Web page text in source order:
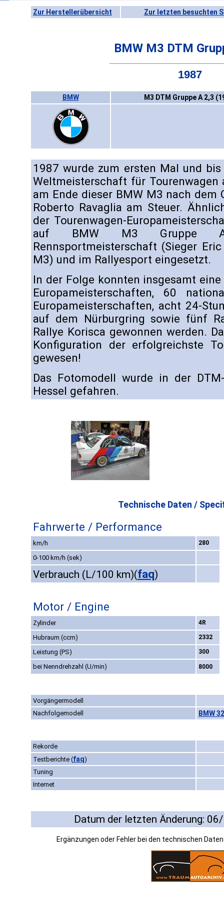
Zur Herstellerübersicht Zur letzten besuchten
BMW M3 DTM
1987
BMW M3 DTM Gruppe A 2,3
1987 wurde zum ersten Mal und
Weltmeisterschaft für Tourenwagen
am Ende dieser BMW M3 nach dem
Roberto Ravaglia am Steuer.
der Tourenwagen-
auf BMW M3 Gruppe
Rennsportmeisterschaft (Sieger
M3) und im Rallyesport eingesetzt.
In der Folge konnten insgesamt
Europameisterschaften, 60
Europameisterschaften, acht 24-
auf dem Nürburgring sowie fünf
Rallye Korisca gewonnen werden.
Konfiguration der erfolgreichste
gewesen!
Das Fotomodell wurde in der
Hessel gefahren.
Technische Daten /
Fahrwerte / Performance
km/h 280
0-100 km/h (sek)
Verbrauch (L/100 km)(faq)
Motor / Engine
Zylinder 4R
Hubraum (ccm) 2332
Leistung (PS) 300
bei Nenndrehzahl (U/min) 8000
Vorgängermodell
Nachfolgemodell
BMW
Rekorde
Testberichte (faq)
Tuning
Internet
Datum der letzten Änderung:
Ergänzungen oder Fehler bei den technischen